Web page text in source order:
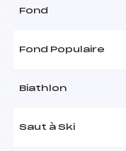
Fond
Fond Populaire
Biathlon
Saut à Ski